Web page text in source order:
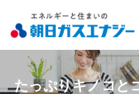
たっぷりキノコと